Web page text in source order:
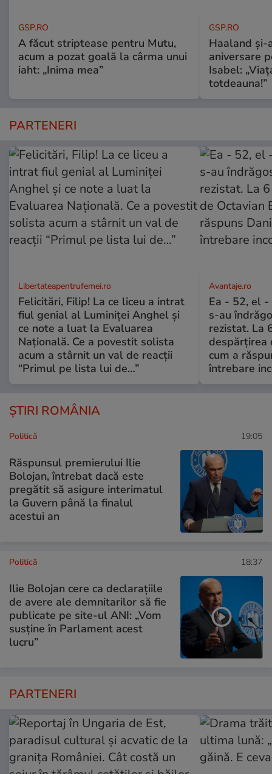
GSP.RO
A făcut striptease pentru Mutu,
acum a pozat goală la cârma unui
iaht: „Inima mea”
GSP.RO
Haaland
aniversare
Isabel:
totdeauna!”
PARTENERI
Libertateapentrufemei.ro
Felicitări, Filip! La ce liceu a intrat
fiul genial al Luminiței Anghel și
ce note a luat la Evaluarea
Națională. Ce a povestit solista
acum a stârnit un val de reacții
“Primul pe lista lui de…”
Avantaje.ro
Ea - 52, el -
s-au
rezistat. La
despărțirea
cum a
întrebare
ȘTIRI ROMÂNIA
Politică 19:05
Răspunsul premierului Ilie
Bolojan, întrebat dacă este
pregătit să asigure interimatul
la Guvern până la finalul
acestui an
Politică 18:37
Ilie Bolojan cere ca declarațiile
de avere ale demnitarilor să fie
publicate pe site-ul ANI: „Vom
susține în Parlament acest
lucru”
PARTENERI